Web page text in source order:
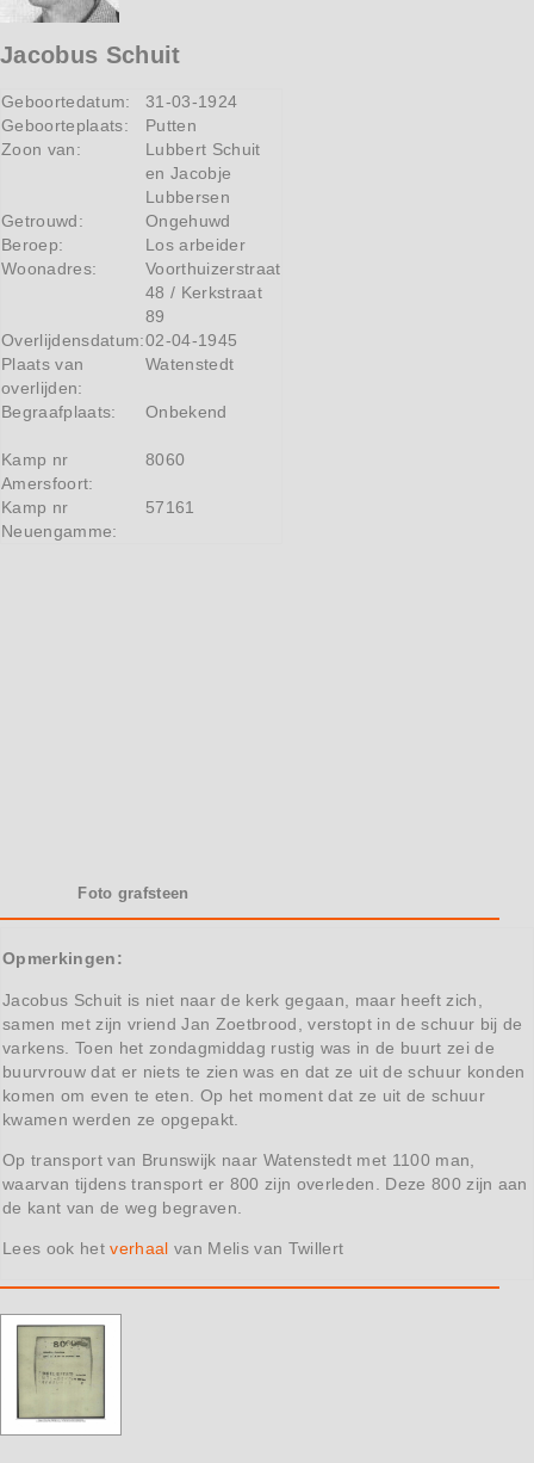
Jacobus Schuit
Geboortedatum:
31-03-1924
Geboorteplaats:
Putten
Zoon van:
Lubbert Schuit
en Jacobje
Lubbersen
Getrouwd:
Ongehuwd
Beroep:
Los arbeider
Woonadres:
Voorthuizerstraat
48 / Kerkstraat
89
Overlijdensdatum:02-04-1945
Plaats van
overlijden:
Watenstedt
Begraafplaats: Onbekend
Kamp nr
Amersfoort:
8060
Kamp nr
Neuengamme:
57161
Foto grafsteen
Opmerkingen:
Jacobus Schuit is niet naar de kerk gegaan, maar heeft zich,
samen met zijn vriend Jan Zoetbrood, verstopt in de schuur bij de
varkens. Toen het zondagmiddag rustig was in de buurt zei de
buurvrouw dat er niets te zien was en dat ze uit de schuur konden
komen om even te eten. Op het moment dat ze uit de schuur
kwamen werden ze opgepakt.
Op transport van Brunswijk naar Watenstedt met 1100 man,
waarvan tijdens transport er 800 zijn overleden. Deze 800 zijn aan
de kant van de weg begraven.
Lees ook hetverhaal van Melis van Twillert